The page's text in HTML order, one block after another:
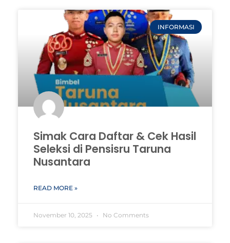
INFORMASI
Simak Cara Daftar & Cek Hasil
Seleksi di Pensisru Taruna
Nusantara
READ MORE »
November 10, 2025 No Comments